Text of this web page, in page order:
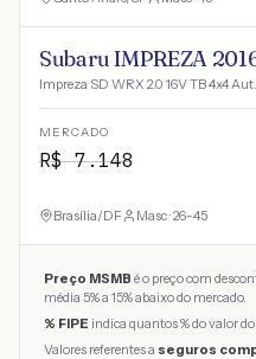
Subaru IMPREZA
Impreza SD WRX 2.0 16V TB 4x4 Aut.
MERCADO
R$7.148
Brasília/DF Masc · 26-45
Preço MSMB é o preço com
média 5% a 15% abaixo do mercado.
% FIPE indica quantos % do valor
Valores referentes a seguros